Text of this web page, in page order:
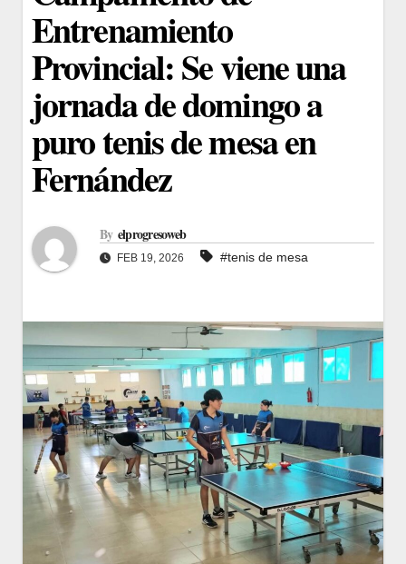
Entrenamiento
Provincial: Se viene una
jornada de domingo a
puro tenis de mesa en
Fernández
By elprogresoweb
FEB 19, 2026 #tenis de mesa